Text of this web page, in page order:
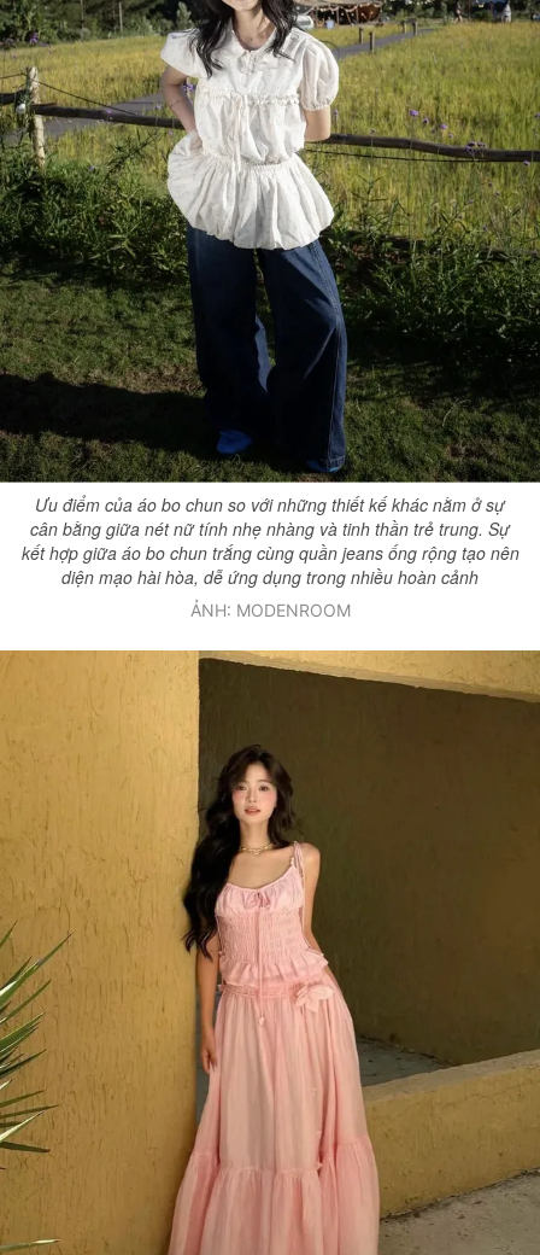
Ưu điểm của áo bo chun so với những thiết kế khác nằm ở sự
cân bằng giữa nét nữ tính nhẹ nhàng và tinh thần trẻ trung. Sự
kết hợp giữa áo bo chun trắng cùng quần jeans ống rộng tạo nên
diện mạo hài hòa, dễ ứng dụng trong nhiều hoàn cảnh
ẢNH: MODENROOM